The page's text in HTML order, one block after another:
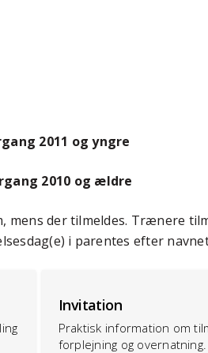
2011 og yngre
2010 og ældre
mens der tilmeldes. Trænere
i parentes efter
Invitation
Praktisk information om
forplejning og overnatning.